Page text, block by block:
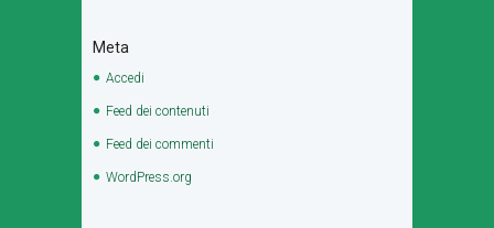
Meta
Accedi
Feed dei contenuti
Feed dei commenti
WordPress.org